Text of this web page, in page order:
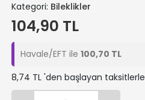
Kategori: Bileklikler
104,90 TL
Havale/EFT ile100,70 TL
8,74 TL 'den başlayan taksitlerle